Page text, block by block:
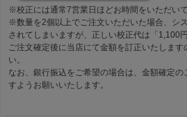
※校正には通常7営業日ほどお時間をいただいて
※数量を2個以上でご注文いただいた場合、シ
されてしまいますが、正しい校正代は「1,100円
ご注文確定後に当店にて金額を訂正いたしま
い。
なお、銀行振込をご希望の場合は、金額確定の
すようお願いいたします。